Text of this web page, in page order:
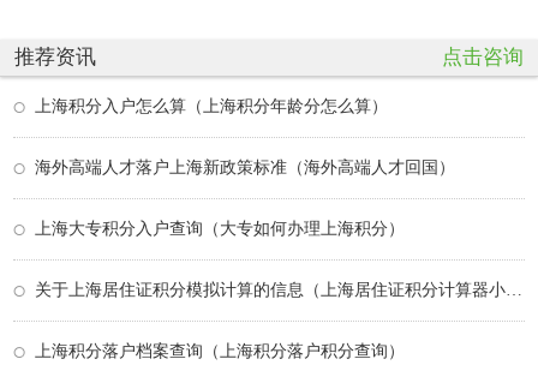
推荐资讯 点击咨询
上海积分入户怎么算（上海积分年龄分怎么算）
海外高端人才落户上海新政策标准（海外高端人才回国）
上海大专积分入户查询（大专如何办理上海积分）
上海积分落户档案查询（上海积分落户积分查询）